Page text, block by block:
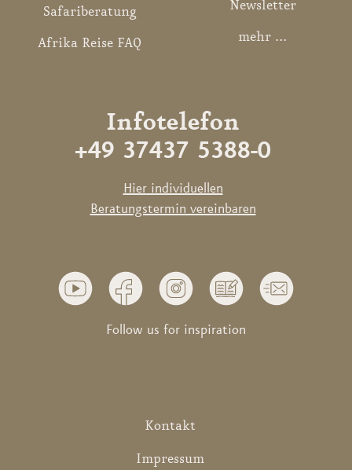
Safariberatung
Afrika Reise FAQ
Newsletter
mehr ...
Infotelefon
+49 37437 5388-0
Hier individuellen
Beratungstermin vereinbaren
Follow us for inspiration
Kontakt
Impressum